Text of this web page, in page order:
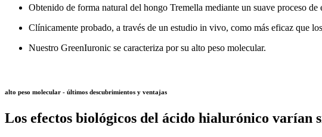
Obtenido de forma natural del hongo Tremella mediante un suave proceso de
Clínicamente probado, a través de un estudio in vivo, como más eficaz que
Nuestro GreenIuronic se caracteriza por su alto peso molecular.
alto peso molecular - últimos descubrimientos y ventajas
Los efectos biológicos del ácido hialurónico varían